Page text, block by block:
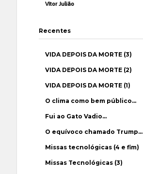
Vítor Julião
Recentes
VIDA DEPOIS DA MORTE (3)
VIDA DEPOIS DA MORTE (2)
VIDA DEPOIS DA MORTE (1)
O clima como bem público…
Fui ao Gato Vadio…
O equívoco chamado Trump…
Missas tecnológicas (4 e fim)
Missas Tecnológicas (3)